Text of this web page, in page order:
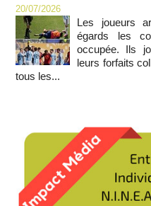
20/07/2026
Les joueurs
égards les
occupée. Ils
leurs forfaits
tous les...